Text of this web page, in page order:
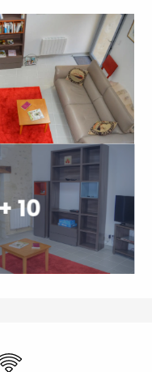
+ 10
datos